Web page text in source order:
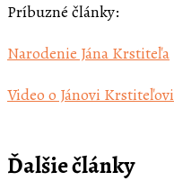
Príbuzné články:
Narodenie Jána Krstiteľa
Video o Jánovi Krstiteľovi
Ďalšie články